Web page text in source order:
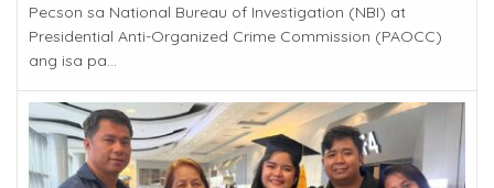
Pecson sa National Bureau of Investigation (NBI) at
Presidential Anti-Organized Crime Commission (PAOCC)
ang isa pa...